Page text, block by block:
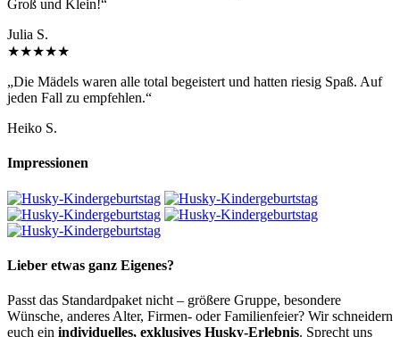
Groß und Klein!“
Julia S.
★★★★★
„Die Mädels waren alle total begeistert und hatten riesig Spaß. Auf
jeden Fall zu empfehlen.“
Heiko S.
Impressionen
Lieber etwas ganz Eigenes?
Passt das Standardpaket nicht – größere Gruppe, besondere
Wünsche, anderes Alter, Firmen- oder Familienfeier? Wir schneidern
euch ein individuelles, exklusives Husky-Erlebnis. Sprecht uns